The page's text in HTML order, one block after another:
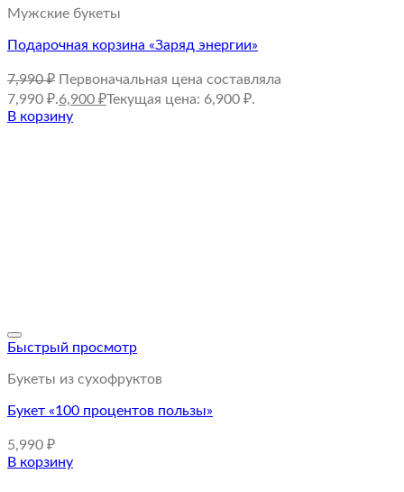
Мужские букеты
Подарочная корзина «Заряд энергии»
7,990₽ Первоначальная цена составляла
7,990 ₽.6,900 ₽Текущая цена: 6,900 ₽.
В корзину
Быстрый просмотр
Букеты из сухофруктов
Букет «100 процентов пользы»
5,990 ₽
В корзину